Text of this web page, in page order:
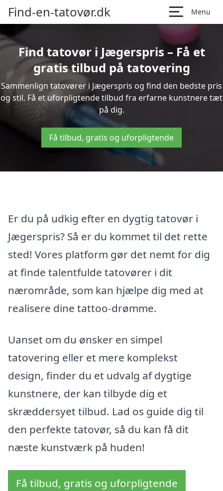
Find-en-tatovør.dk Menu
Find tatovør i Jægerspris – Få et
gratis tilbud på tatovering
Sammenlign tatovører i Jægerspris og find den bedste pris
og stil. Få et uforpligtende tilbud fra erfarne kunstnere tæt
på dig.
Få tilbud, gratis og uforpligtende
Er du på udkig efter en dygtig tatovør i
Jægerspris? Så er du kommet til det rette
sted! Vores platform gør det nemt for dig
at finde talentfulde tatovører i dit
nærområde, som kan hjælpe dig med at
realisere dine tattoo-drømme.
Uanset om du ønsker en simpel
tatovering eller et mere komplekst
design, finder du et udvalg af dygtige
kunstnere, der kan tilbyde dig et
skræddersyet tilbud. Lad os guide dig til
den perfekte tatovør, så du kan få dit
næste kunstværk på huden!
Få tilbud, gratis og uforpligtende